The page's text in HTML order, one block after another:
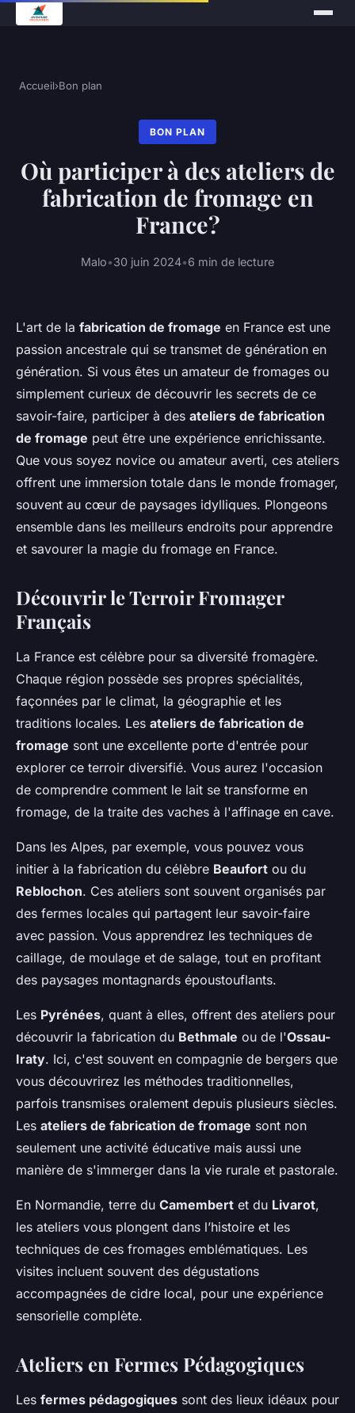
Accueil›Bon plan
BON PLAN
Où participer à des ateliers de
fabrication de fromage en
France?
Malo•30 juin 2024•6 min de lecture
L'art de la fabrication de fromage en France est une
passion ancestrale qui se transmet de génération en
génération. Si vous êtes un amateur de fromages ou
simplement curieux de découvrir les secrets de ce
savoir-faire, participer à des ateliers de fabrication
de fromage peut être une expérience enrichissante.
Que vous soyez novice ou amateur averti, ces ateliers
offrent une immersion totale dans le monde fromager,
souvent au cœur de paysages idylliques. Plongeons
ensemble dans les meilleurs endroits pour apprendre
et savourer la magie du fromage en France.
Découvrir le Terroir Fromager
Français
La France est célèbre pour sa diversité fromagère.
Chaque région possède ses propres spécialités,
façonnées par le climat, la géographie et les
traditions locales. Les ateliers de fabrication de
fromage sont une excellente porte d'entrée pour
explorer ce terroir diversifié. Vous aurez l'occasion
de comprendre comment le lait se transforme en
fromage, de la traite des vaches à l'affinage en cave.
Dans les Alpes, par exemple, vous pouvez vous
initier à la fabrication du célèbre Beaufort ou du
Reblochon. Ces ateliers sont souvent organisés par
des fermes locales qui partagent leur savoir-faire
avec passion. Vous apprendrez les techniques de
caillage, de moulage et de salage, tout en profitant
des paysages montagnards époustouflants.
Les Pyrénées, quant à elles, offrent des ateliers pour
découvrir la fabrication du Bethmale ou de l'Ossau-
Iraty. Ici, c'est souvent en compagnie de bergers que
vous découvrirez les méthodes traditionnelles,
parfois transmises oralement depuis plusieurs siècles.
Les ateliers de fabrication de fromage sont non
seulement une activité éducative mais aussi une
manière de s'immerger dans la vie rurale et pastorale.
En Normandie, terre du Camembert et du Livarot,
les ateliers vous plongent dans l’histoire et les
techniques de ces fromages emblématiques. Les
visites incluent souvent des dégustations
accompagnées de cidre local, pour une expérience
sensorielle complète.
Ateliers en Fermes Pédagogiques
Les fermes pédagogiques sont des lieux idéaux pour